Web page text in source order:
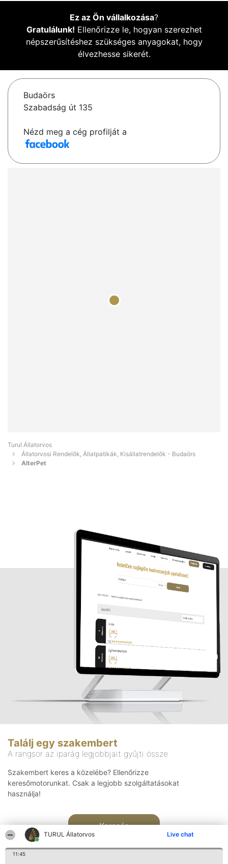
TURUL Állatorvos Live chat
11:45
Ez az Ön vállalkozása?
Gratulálunk! Ellenőrizze le, hogyan szerezhet
népszerűsítéshez szükséges anyagokat, hogy
élvezhesse sikerét.
Budaörs
Szabadság út 135
Nézd meg a cég profilját a
Turul Állatorvos
Állatorvosi Rendelők, Állatpatikák, Kisállatrendelők - Budaörs
AlterPet
Találj egy szakembert
A rangsor az iparág legjobbjait gyűjti össze
Szakembert keres a közelébe? Ellenőrizze
keresőmotorunkat. Csak a legjobb szolgáltatásokat
használja!
Keresés